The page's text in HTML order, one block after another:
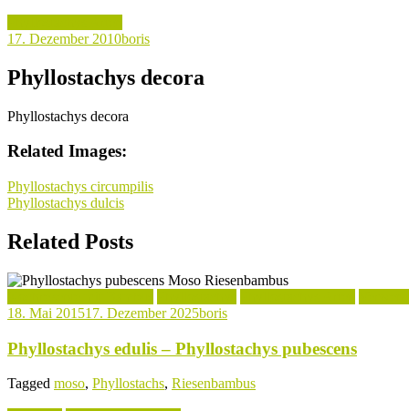
17. Dezember 2010boris
Phyllostachys decora
Phyllostachys decora
Related Images:
Beitragsnavigation
Phyllostachys circumpilis
Phyllostachys dulcis
Related Posts
18. Mai 201517. Dezember 2025boris
Phyllostachys edulis – Phyllostachys pubescens
Tagged moso, Phyllostachs, Riesenbambus